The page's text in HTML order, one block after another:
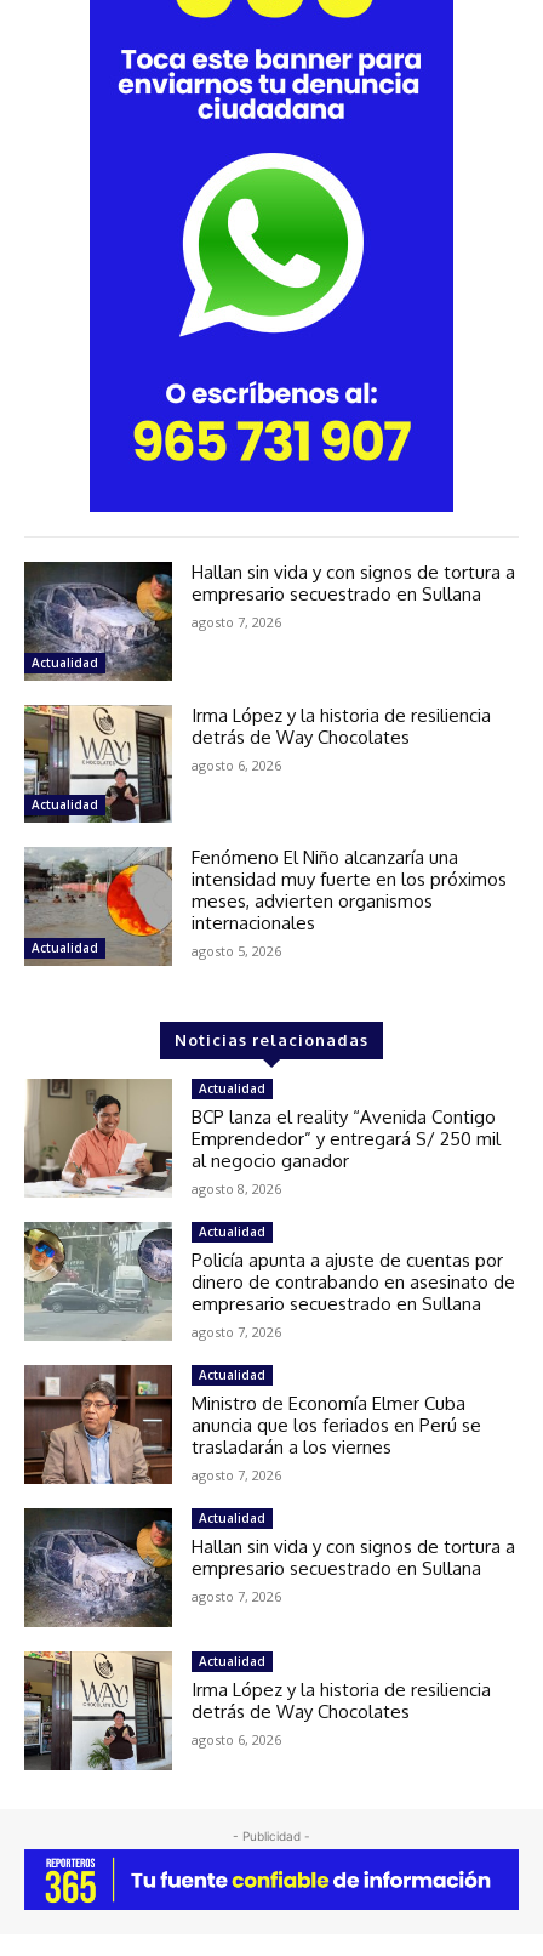
Actualidad
Hallan sin vida y con signos de tortura a
empresario secuestrado en Sullana
agosto 7, 2026
Actualidad
Irma López y la historia de resiliencia
detrás de Way Chocolates
agosto 6, 2026
Actualidad
Fenómeno El Niño alcanzaría una
intensidad muy fuerte en los próximos
meses, advierten organismos
internacionales
agosto 5, 2026
Noticias relacionadas
Actualidad
BCP lanza el reality “Avenida Contigo
Emprendedor” y entregará S/ 250 mil
al negocio ganador
agosto 8, 2026
Actualidad
Policía apunta a ajuste de cuentas por
dinero de contrabando en asesinato de
empresario secuestrado en Sullana
agosto 7, 2026
Actualidad
Ministro de Economía Elmer Cuba
anuncia que los feriados en Perú se
trasladarán a los viernes
agosto 7, 2026
Actualidad
Hallan sin vida y con signos de tortura a
empresario secuestrado en Sullana
agosto 7, 2026
Actualidad
Irma López y la historia de resiliencia
detrás de Way Chocolates
agosto 6, 2026
- Publicidad -